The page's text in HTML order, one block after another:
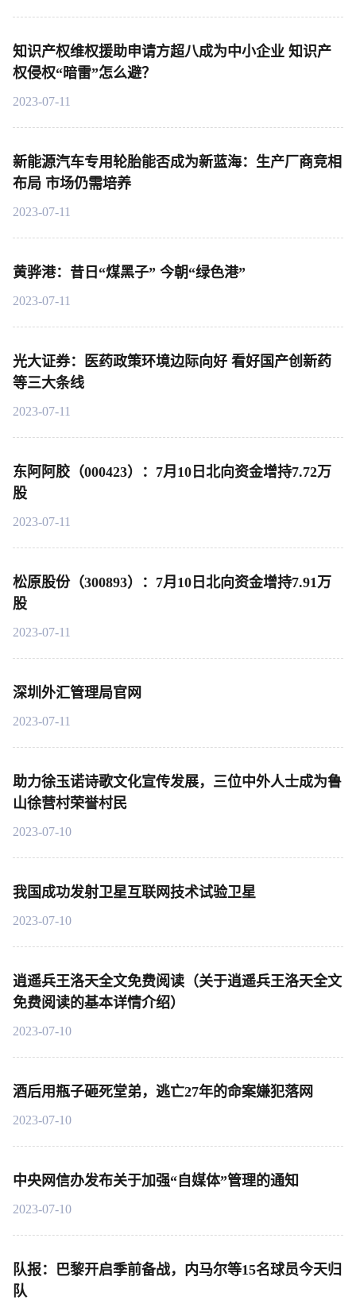
知识产权维权援助申请方超八成为中小企业 知识产
权侵权“暗雷”怎么避？
2023-07-11
新能源汽车专用轮胎能否成为新蓝海：生产厂商竞相
布局 市场仍需培养
2023-07-11
黄骅港：昔日“煤黑子” 今朝“绿色港”
2023-07-11
光大证券：医药政策环境边际向好 看好国产创新药
等三大条线
2023-07-11
东阿阿胶（000423）：7月10日北向资金增持7.72万
股
2023-07-11
松原股份（300893）：7月10日北向资金增持7.91万
股
2023-07-11
深圳外汇管理局官网
2023-07-11
助力徐玉诺诗歌文化宣传发展，三位中外人士成为鲁
山徐营村荣誉村民
2023-07-10
我国成功发射卫星互联网技术试验卫星
2023-07-10
逍遥兵王洛天全文免费阅读（关于逍遥兵王洛天全文
免费阅读的基本详情介绍）
2023-07-10
酒后用瓶子砸死堂弟，逃亡27年的命案嫌犯落网
2023-07-10
中央网信办发布关于加强“自媒体”管理的通知
2023-07-10
队报：巴黎开启季前备战，内马尔等15名球员今天归
队